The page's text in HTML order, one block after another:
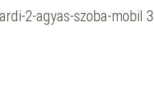
2-agyas-szoba-mobil 3